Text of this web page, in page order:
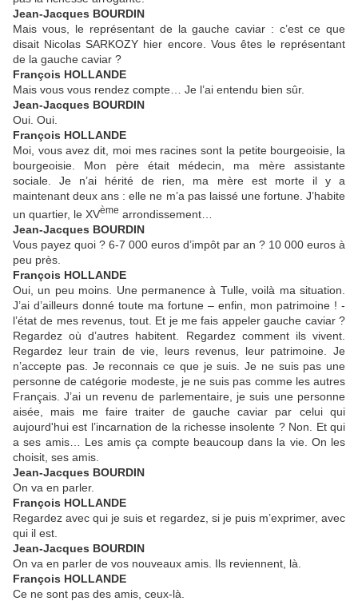
Jean-Jacques BOURDIN
Mais vous, le représentant de la gauche caviar : c’est ce que
disait Nicolas SARKOZY hier encore. Vous êtes le représentant
de la gauche caviar ?
François HOLLANDE
Mais vous vous rendez compte… Je l’ai entendu bien sûr.
Jean-Jacques BOURDIN
Oui. Oui.
François HOLLANDE
Moi, vous avez dit, moi mes racines sont la petite bourgeoisie, la
bourgeoisie. Mon père était médecin, ma mère assistante
sociale. Je n’ai hérité de rien, ma mère est morte il y a
maintenant deux ans : elle ne m’a pas laissé une fortune. J’habite
un quartier, le XVème arrondissement…
Jean-Jacques BOURDIN
Vous payez quoi ? 6-7 000 euros d’impôt par an ? 10 000 euros à
peu près.
François HOLLANDE
Oui, un peu moins. Une permanence à Tulle, voilà ma situation.
J’ai d’ailleurs donné toute ma fortune – enfin, mon patrimoine ! -
l’état de mes revenus, tout. Et je me fais appeler gauche caviar ?
Regardez où d’autres habitent. Regardez comment ils vivent.
Regardez leur train de vie, leurs revenus, leur patrimoine. Je
n’accepte pas. Je reconnais ce que je suis. Je ne suis pas une
personne de catégorie modeste, je ne suis pas comme les autres
Français. J’ai un revenu de parlementaire, je suis une personne
aisée, mais me faire traiter de gauche caviar par celui qui
aujourd'hui est l’incarnation de la richesse insolente ? Non. Et qui
a ses amis… Les amis ça compte beaucoup dans la vie. On les
choisit, ses amis.
Jean-Jacques BOURDIN
On va en parler.
François HOLLANDE
Regardez avec qui je suis et regardez, si je puis m’exprimer, avec
qui il est.
Jean-Jacques BOURDIN
On va en parler de vos nouveaux amis. Ils reviennent, là.
François HOLLANDE
Ce ne sont pas des amis, ceux-là.